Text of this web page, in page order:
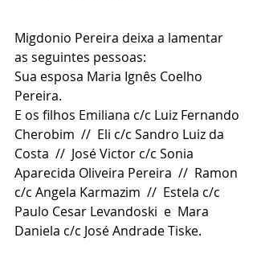
Migdonio Pereira deixa a lamentar
as seguintes pessoas:
Sua esposa Maria Ignês Coelho
Pereira.
E os filhos Emiliana c/c Luiz Fernando
Cherobim  //  Eli c/c Sandro Luiz da
Costa  //  José Victor c/c Sonia
Aparecida Oliveira Pereira  //  Ramon
c/c Angela Karmazim  //  Estela c/c
Paulo Cesar Levandoski  e  Mara
Daniela c/c José Andrade Tiske.